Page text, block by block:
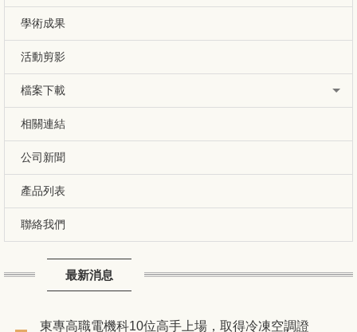
學術成果
活動剪影
檔案下載
相關連結
公司新聞
產品列表
聯絡我們
最新消息
東專高職電機科10位高手上場，取得冷凍空調證